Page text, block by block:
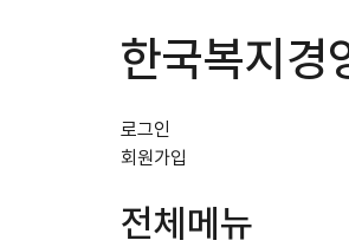
한국복지경
로그인
회원가입
전체메뉴